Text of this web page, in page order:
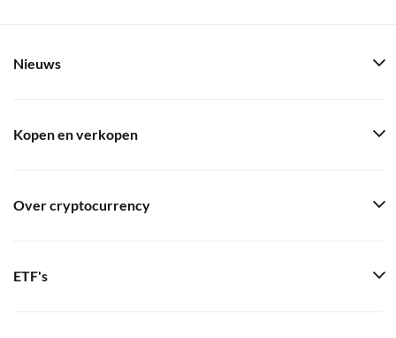
Nieuws
Kopen en verkopen
Over cryptocurrency
ETF's